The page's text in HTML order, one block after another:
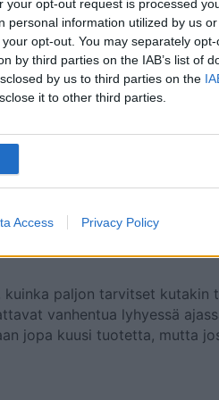
opt-out request is processed
personal information utilized by us
opt-out. You may separately
by third parties on the IAB’s list of
by us to third parties on the
it to other third parties.
Access Privacy Policy
olevan tuotteen.
tuotteita edulliseen hintaan.
himosi. Lidlin uutiskirjeen
paljon tarvitset kutakin
vanhentua lyhyessä ajassa
jopa kuusi tuotetta, mutta